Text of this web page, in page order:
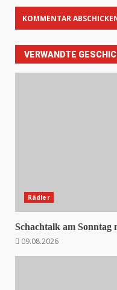
VERWANDTE
Rädler
Schachtalk am
09.08.2026